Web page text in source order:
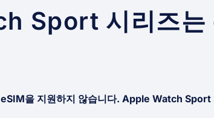
Sport 시리즈는
을 지원하지 않습니다. Apple Watch